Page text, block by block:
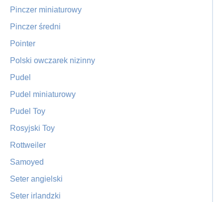
Pinczer miniaturowy
Pinczer średni
Pointer
Polski owczarek nizinny
Pudel
Pudel miniaturowy
Pudel Toy
Rosyjski Toy
Rottweiler
Samoyed
Seter angielski
Seter irlandzki